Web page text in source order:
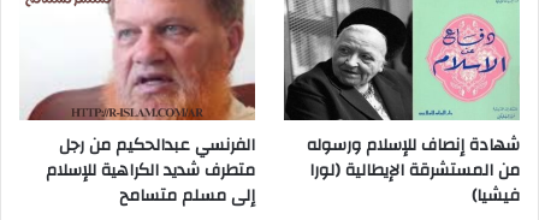
شهادة إنصاف للإسلام ورسوله
من المستشرقة الإيطالية (لورا
فيشيا)
الفرنسي عبدالحكيم من رجل
متطرف شديد الكراهية للإسلام
إلى مسلم متسامح